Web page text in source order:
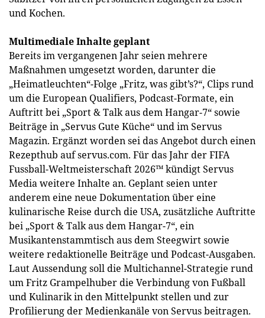
und Kochen.
Multimediale Inhalte geplant
Bereits im vergangenen Jahr seien mehrere
Maßnahmen umgesetzt worden, darunter die
„Heimatleuchten“-Folge „Fritz, was gibt’s?“, Clips rund
um die European Qualifiers, Podcast-Formate, ein
Auftritt bei „Sport & Talk aus dem Hangar-7“ sowie
Beiträge in „Servus Gute Küche“ und im Servus
Magazin. Ergänzt worden sei das Angebot durch einen
Rezepthub auf servus.com. Für das Jahr der FIFA
Fussball-Weltmeisterschaft 2026™ kündigt Servus
Media weitere Inhalte an. Geplant seien unter
anderem eine neue Dokumentation über eine
kulinarische Reise durch die USA, zusätzliche Auftritte
bei „Sport & Talk aus dem Hangar-7“, ein
Musikantenstammtisch aus dem Steegwirt sowie
weitere redaktionelle Beiträge und Podcast-Ausgaben.
Laut Aussendung soll die Multichannel-Strategie rund
um Fritz Grampelhuber die Verbindung von Fußball
und Kulinarik in den Mittelpunkt stellen und zur
Profilierung der Medienkanäle von Servus beitragen.